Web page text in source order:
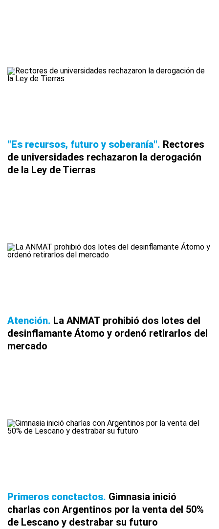
"Es recursos, futuro y soberanía" Rectores
de universidades rechazaron la derogación
de la Ley de Tierras
Atención La ANMAT prohibió dos lotes del
desinflamante Átomo y ordenó retirarlos del
mercado
Primeros conctactos Gimnasia inició
charlas con Argentinos por la venta del 50%
de Lescano y destrabar su futuro